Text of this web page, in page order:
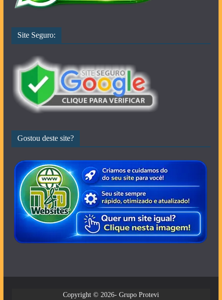
Site Seguro:
Gostou deste site?
Copyright © 2026- Grupo Protevi